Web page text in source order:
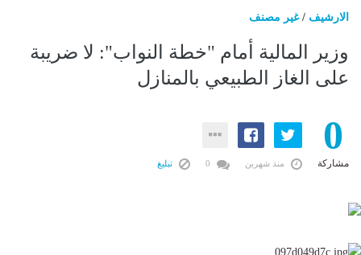
الارشيف /غير مصنف
وزير المالية أمام "خطة النواب": لا ضريبة
على الغاز الطبيعي بالمنازل
0
مشاركة منذ شهرين تبليغ